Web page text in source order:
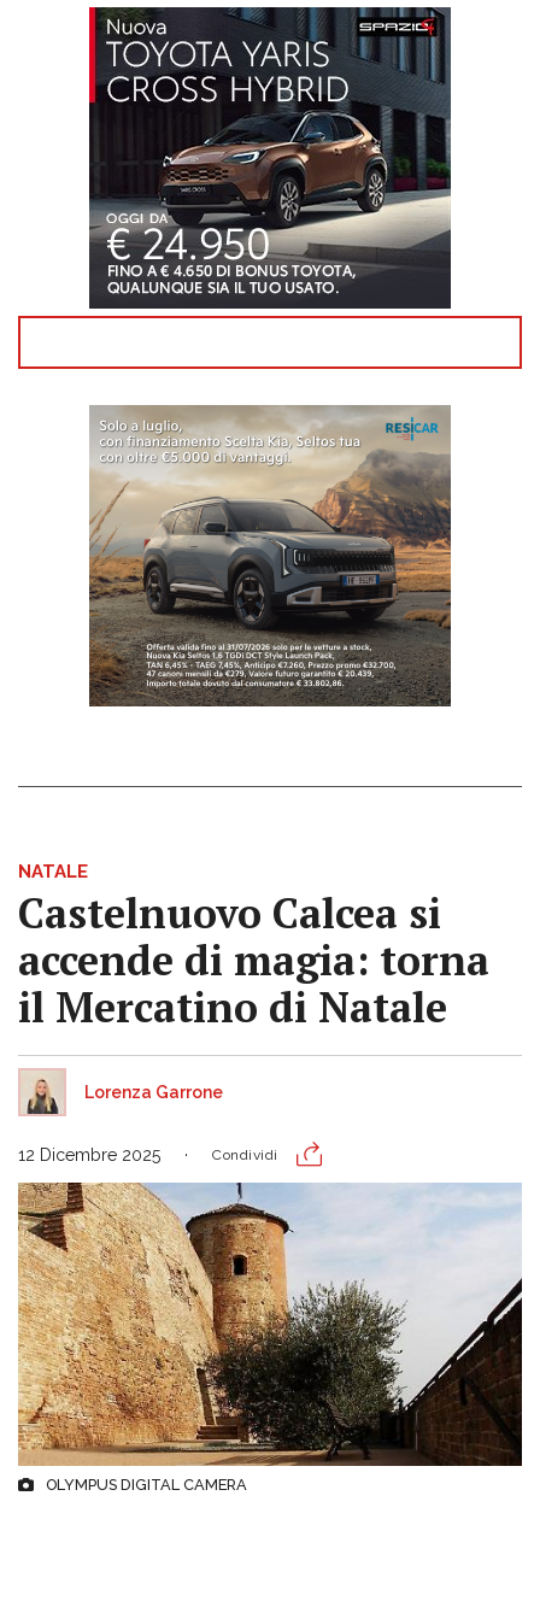
NATALE
Castelnuovo Calcea si
accende di magia: torna
il Mercatino di Natale
Lorenza Garrone
12 Dicembre 2025 Condividi
OLYMPUS DIGITAL CAMERA